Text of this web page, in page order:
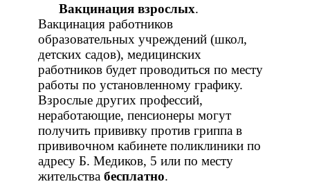
Вакцинация взрослых.
Вакцинация работников
образовательных учреждений (школ,
детских садов), медицинских
работников будет проводиться по месту
работы по установленному графику.
Взрослые других профессий,
неработающие, пенсионеры могут
получить прививку против гриппа в
прививочном кабинете поликлиники по
адресу Б. Медиков, 5 или по месту
жительствабесплатно.